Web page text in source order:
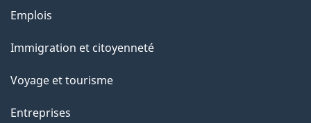
g
e
a
c
i
o
Thèmes
sujets
Emplois
Immigration et citoyenneté
Voyage et tourisme
Entreprises